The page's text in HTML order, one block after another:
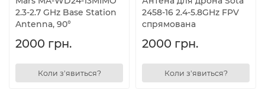
2.3-2.7 GHz Base Station
Antenna, 90°
2000 грн.
Коли з'явиться?
2458-16 2.4-5.8GHz FPV
спрямована
2000 грн.
Коли з'явиться?